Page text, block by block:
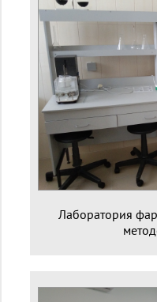
Лаборатория